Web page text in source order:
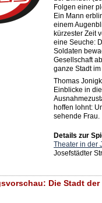
Folgen einer
Ein Mann
einem
kürzester Zeit
eine Seuche:
Soldaten
Gesellschaft
ganze Stadt
Thomas
Einblicke in
hoffen lohnt:
sehende Frau.
Details zur
Theater in der
Josefstädter
Die Stadt